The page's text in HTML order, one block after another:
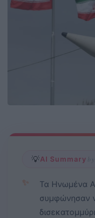
💡AI Summary
✨
Τα Ηνωμένα
συμφώνησαν